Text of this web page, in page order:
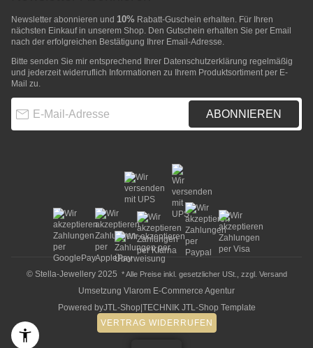
Newsletter abonnieren und 10% Rabatt-Guschein erhalten. Für Ihren
nächsten Einkauf in unserem Shop. Den Gutschein erhalten Sie per Email
nach der erfolgreichen Bestätigung Ihrer Email-Adresse.
Bitte senden Sie mir entsprechend Ihrer Datenschutzerklärung regelmäßig
und jederzeit widerruflich Informationen zu Ihrem Produktsortiment per E-
Mail zu.
ABONNIEREN
© Stella-Jewellery 2025 * Alle Preise inkl. gesetzlicher USt., zzgl. Versand
Umsetzung Vlarom E-Commerce Agentur
Powered byJTL-Shop TECHNIK JTL-Shop Template
VERTRAG WIDERRUFEN